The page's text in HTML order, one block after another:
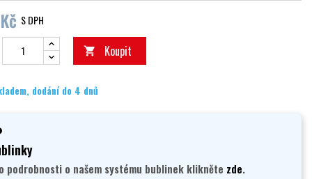
S DPH
 Koupit
dodání do 4 dnů
podrobnosti o našem systému bublinek klikněte zde.